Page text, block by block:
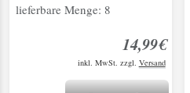
lieferbare Menge: 8
14,99€
inkl. MwSt. zzgl. Versand